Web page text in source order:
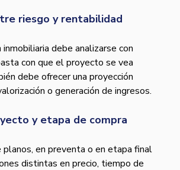
riesgo y rentabilidad
debe analizarse con
con que el proyecto se vea
debe ofrecer una proyección
o generación de ingresos.
y etapa de compra
planos, en preventa o en etapa final
distintas en precio, tiempo de